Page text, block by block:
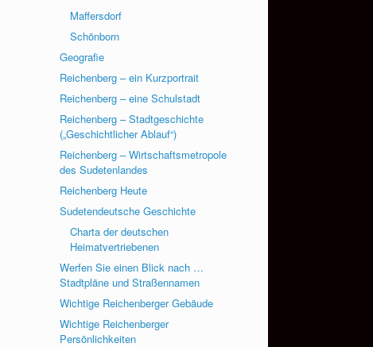
Maffersdorf
Schönborn
Geografie
Reichenberg – ein Kurzportrait
Reichenberg – eine Schulstadt
Reichenberg – Stadtgeschichte
(„Geschichtlicher Ablauf“)
Reichenberg – Wirtschaftsmetropole
des Sudetenlandes
Reichenberg Heute
Sudetendeutsche Geschichte
Charta der deutschen
Heimatvertriebenen
Werfen Sie einen Blick nach …
Stadtpläne und Straßennamen
Wichtige Reichenberger Gebäude
Wichtige Reichenberger
Persönlichkeiten